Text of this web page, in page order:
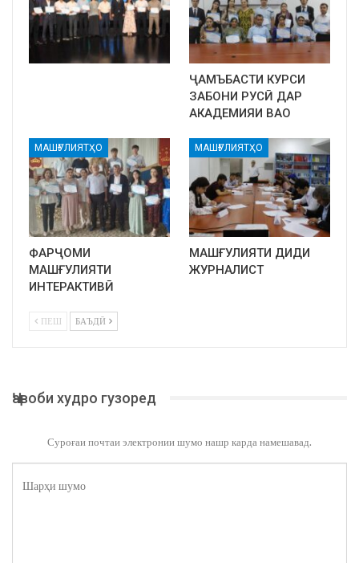
ҶАМЪБАСТИ КУРСИ
ЗАБОНИ РУСӢ ДАР
АКАДЕМИЯИ ВАО
МАШҒУЛИЯТҲО
ФАРҶОМИ
МАШҒУЛИЯТИ
ИНТЕРАКТИВӢ
МАШҒУЛИЯТҲО
МАШҒУЛИЯТИ ДИДИ
ЖУРНАЛИСТ
ПЕШ БАЪДӢ
Ҷавоби худро гузоред
Суроғаи почтаи электронии шумо нашр карда намешавад.